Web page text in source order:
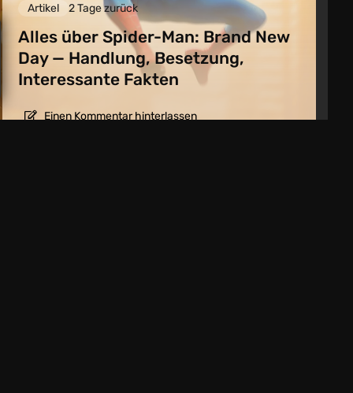
Artikel 2 Tage zurück
Alles über Spider-Man: Brand New
Day — Handlung, Besetzung,
Interessante Fakten
Einen Kommentar hinterlassen